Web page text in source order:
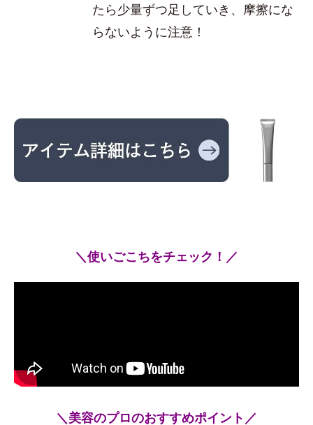
たら少量ずつ足していき、摩擦にな
らないように注意！
＼使いごこちをチェック！／
＼美容のプロのおすすめポイント／